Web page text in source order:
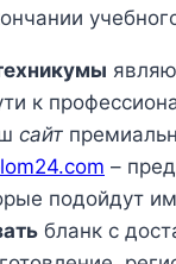
к
сайт
–
подойдут
бланк с